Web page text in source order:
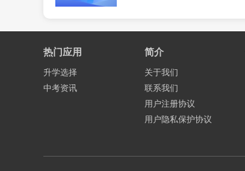
热门应用
升学选择
中考资讯
简介
关于我们
联系我们
用户注册协议
用户隐私保护协议